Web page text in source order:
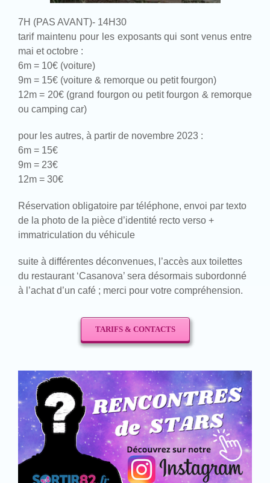
7H (PAS AVANT)- 14H30
tarif maintenu pour les exposants qui sont venus entre
mai et octobre :
6m = 10€ (voiture)
9m = 15€ (voiture & remorque ou petit fourgon)
12m = 20€ (grand fourgon ou petit fourgon & remorque
ou camping car)
pour les autres, à partir de novembre 2023 :
6m = 15€
9m = 23€
12m = 30€
Réservation obligatoire par téléphone, envoi par texto
de la photo de la pièce d’identité recto verso +
immatriculation du véhicule
suite à différentes déconvenues, l’accès aux toilettes
du restaurant ‘Casanova’ sera désormais subordonné
à l’achat d’un café ; merci pour votre compréhension.
TARIFS & CONTACTS